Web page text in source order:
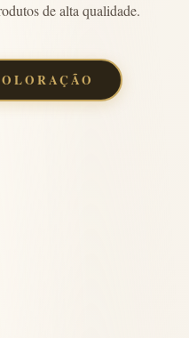
de alta qualidade.